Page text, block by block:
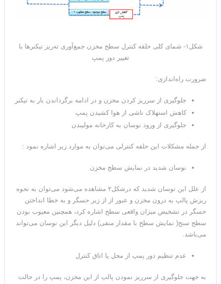
شکل۱- شمای کلی حلقه کنترل سطح مخزن جمع‌آوری ته‌ریز تیکنرها با
تغییر دور پمپ
ضرورت راه‌اندازی:
جلوگیری از سرریز کردن مخزن و در ادامه برگرداندن بار به تیکنر
کاهش استهلاک ناشی از هوا کشیدن پمپ
جلوگیری از ورود نوسان به کارخانه مولیبدن
از جمله مشکلات این حلقه کنترلی می‌توان به موارد زیر اشاره نمود :
نوسان شدید در نمایش سطح مخزن
از علل این نوسان شدید که درشکل۲ مشاهده می‌شود می‌توان به نحوه
ریزش پالپ به درون مخزن و عبور از از زیر حسگر و به خطا انداختن
حسگر در تشخیص میزان واقعی سطح اشاره کرد، همچنین معیوب بودن
سطح سنج( نمایش سطح با مقدار منفی) دلیل دیگر این نوسان می‌تواند
می‌باشد.
عدم تنظیم دور پمپ از محل یا اتاق کنترل
به جهت جلوگیری از سرریز نمودن پالپ از این مخزن، پمپ را در حالت